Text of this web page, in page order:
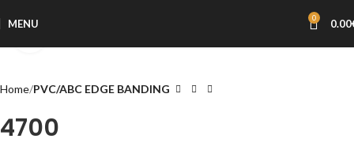
MENU 0 0.00
Home PVC/ABC EDGE BANDING
4700